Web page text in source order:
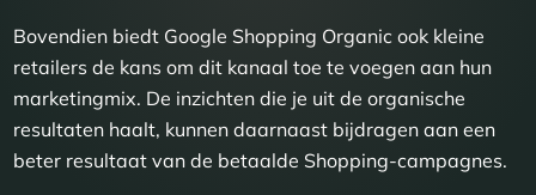
Bovendien biedt Google Shopping Organic ook kleine
retailers de kans om dit kanaal toe te voegen aan hun
marketingmix. De inzichten die je uit de organische
resultaten haalt, kunnen daarnaast bijdragen aan een
beter resultaat van de betaalde Shopping-campagnes.